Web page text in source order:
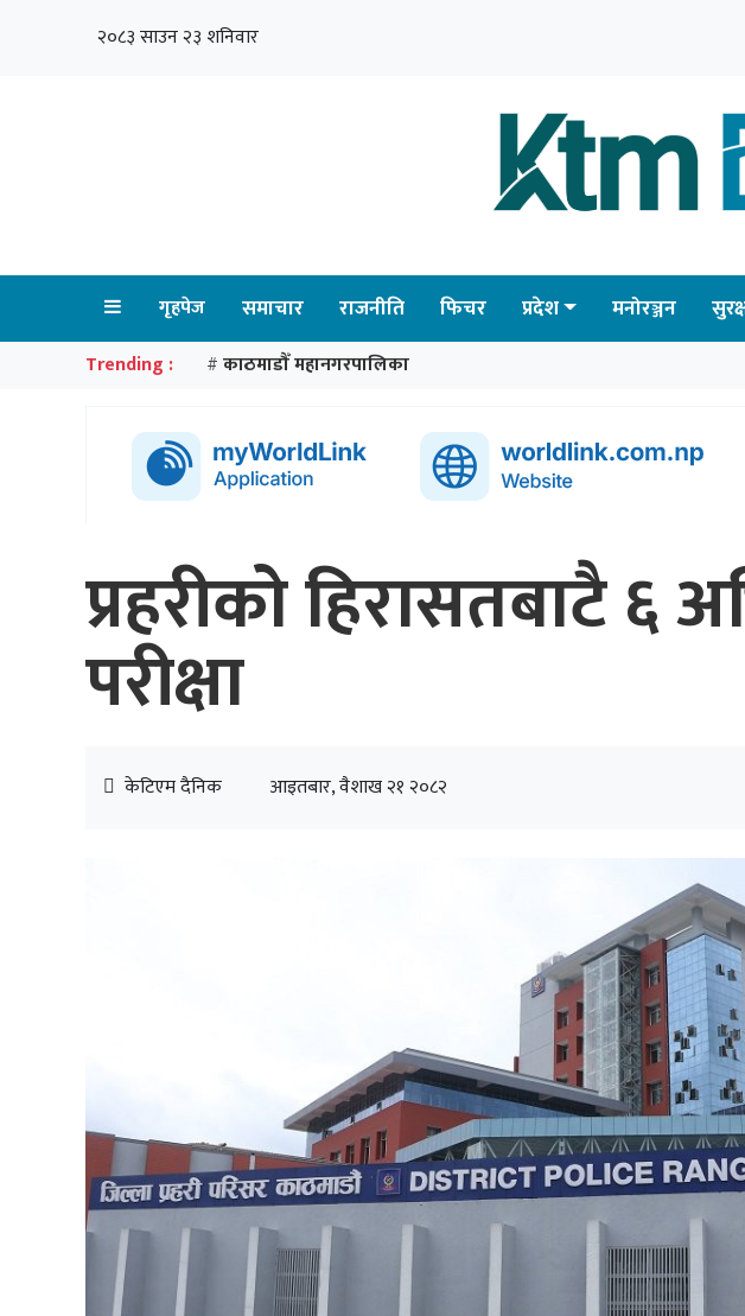
२०८३ साउन २३ शनिवार
गृहपेज समाचार राजनीति फिचर प्रदेश मनोरञ्जन
Trending : # काठमाडौँ महानगरपालिका
प्रहरीको हिरासतबाटै ६
परीक्षा
केटिएम दैनिक आइतबार, वैशाख २१ २०८२